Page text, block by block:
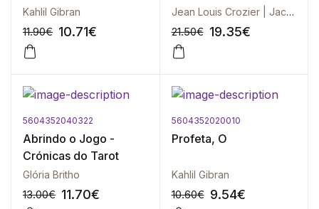
Kahlil Gibran
11.90€ 10.71€
Jean Louis Crozier | Jacques Mandorla
21.50€ 19.35€
5604352040322
Abrindo o Jogo -
Crónicas do Tarot
Glória Britho
13.00€ 11.70€
5604352020010
Profeta, O
Kahlil Gibran
10.60€ 9.54€